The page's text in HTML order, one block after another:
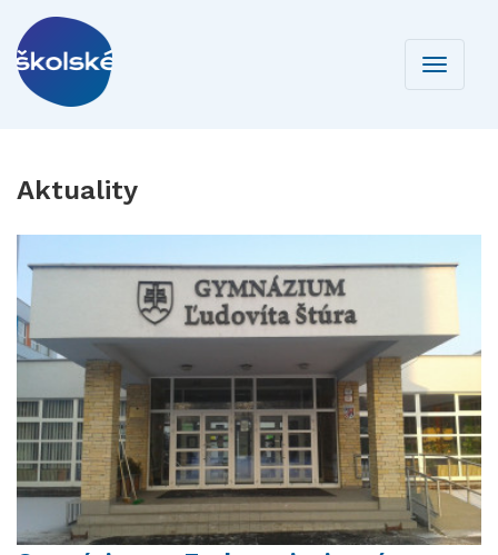
Toggle
Aktuality